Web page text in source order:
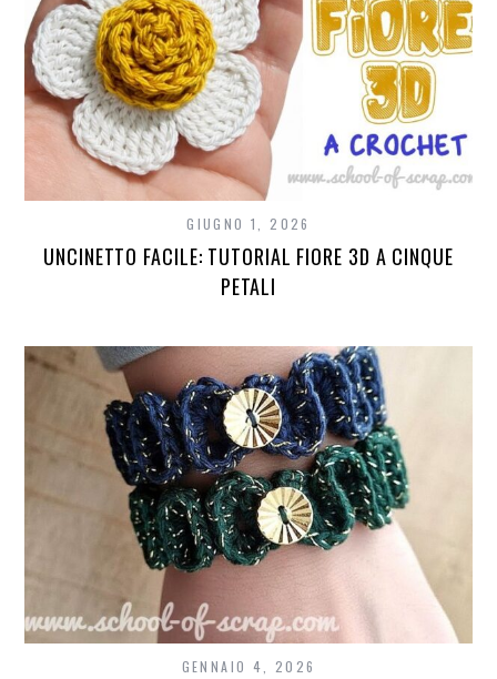
GIUGNO 1, 2026
UNCINETTO FACILE: TUTORIAL FIORE 3D A CINQUE
PETALI
GENNAIO 4, 2026